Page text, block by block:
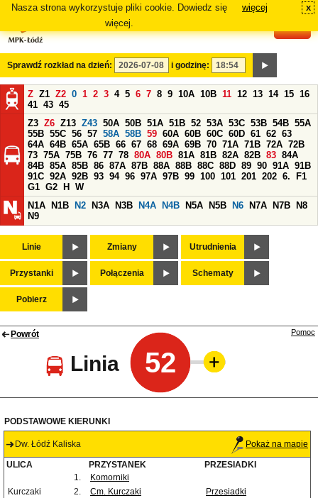
Nasza strona wykorzystuje pliki cookie. Dowiedz się
więcej.
więcej x
Sprawdź rozkład na dzień: i godzinę:
Z Z1 Z2 0 1 2 3 4 5 6 7 8 9 10A 10B 11 12 13 14 15 16
41 43 45
Z3 Z6 Z13 Z43 50A 50B 51A 51B 52 53A 53C 53B 54B 55A
55B 55C 56 57 58A 58B 59 60A 60B 60C 60D 61 62 63
64A 64B 65A 65B 66 67 68 69A 69B 70 71A 71B 72A 72B
73 75A 75B 76 77 78 80A 80B 81A 81B 82A 82B 83 84A
84B 85A 85B 86 87A 87B 88A 88B 88C 88D 89 90 91A 91B
91C 92A 92B 93 94 96 97A 97B 99 100 101 201 202 6.
F1
G1 G2 H
W
N1A
N1B N2 N3A N3B N4A N4B N5A N5B N6 N7A N7B
N8
N9
Linie Zmiany Utrudnienia
Przystanki Połączenia Schematy
Pobierz
Powrót
Linia 52
Pomoc
PODSTAWOWE KIERUNKI
Dw. Łódź Kaliska Pokaż na mapie
ULICA PRZYSTANEK
PRZESIADKI
1.
Komorniki
Kurczaki
2. Cm. Kurczaki
Przesiadki